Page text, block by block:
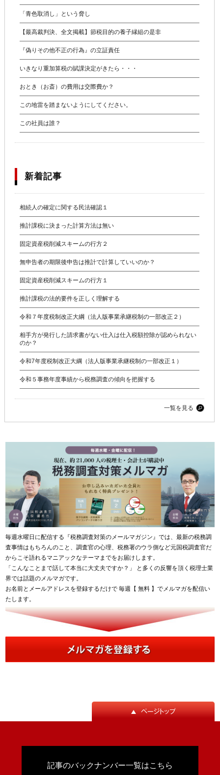
「青色取消し」という脅し
【最高裁判決、全文掲載】節税目的の養子縁組の是非
『偽りその他不正の行為』の立証責任
いきなり重加算税の賦課決定がきたら・・・
おとき（お斎）の費用は交際費か？
この地雷を踏まないようにしてください。
この社員は誰？
新着記事
相続人の確定に関する民法確認１
推計課税に決まった計算方法は無い
固定資産税削減スキームの行方２
無申告者の期限後申告は推計で計算していいのか？
固定資産税削減スキームの行方１
推計課税の法的要件を正しく理解する
令和７年度税制改正大綱（法人版事業承継税制の一部改正２）
相手方が発行した請求書がない仕入は仕入税額控除が認められない
のか？
令和7年度税制改正大綱（法人版事業承継税制の一部改正１）
令和５事務年度事績から税務調査の傾向を把握する
一覧を見る
毎週水曜日に配信する『税務調査対策のメールマガジン』では、最新の税務調
査事情はもちろんのこと、調査官の心理、税務署のウラ側など元国税調査官だ
からこそ語れるマニアックなテーマまでをお届けします。
「こんなことまで話して本当に大丈夫ですか？」 と多くの反響を頂く税理士業
界では話題のメルマガです。
お名前とメールアドレスを登録するだけで 毎週【 無料 】でメルマガを配信い
たします。
記事のバックナンバー一覧はこちら